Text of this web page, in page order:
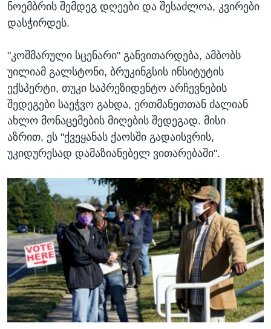
ნოემბრის შემდეგ დღეები და შესაძლოა, კვირები
დასჭირდეს.
"კოშმარული სცენარი" განვითარდება, ამბობს
უილიამ გალსტონი, ბრუკინგსის ინსიტუტის
ექსპერტი, თუკი საპრეზიდენტო არჩევნების
შედეგები საეჭვო გახდა, ერთმანეთთან ძალიან
ახლო მონაცემების მიღების შედეგად. მისი
აზრით, ეს "ქვეყანას ქაოსში გადაისვრის,
უკიდურესად დამაზიანებელ ვითარებაში".